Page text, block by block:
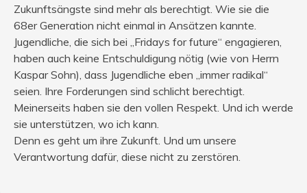
Zukunftsängste sind mehr als berechtigt. Wie sie die
68er Generation nicht einmal in Ansätzen kannte.
Jugendliche, die sich bei „Fridays for future“ engagieren,
haben auch keine Entschuldigung nötig (wie von Herrn
Kaspar Sohn), dass Jugendliche eben „immer radikal“
seien. Ihre Forderungen sind schlicht berechtigt.
Meinerseits haben sie den vollen Respekt. Und ich werde
sie unterstützen, wo ich kann.
Denn es geht um ihre Zukunft. Und um unsere
Verantwortung dafür, diese nicht zu zerstören.